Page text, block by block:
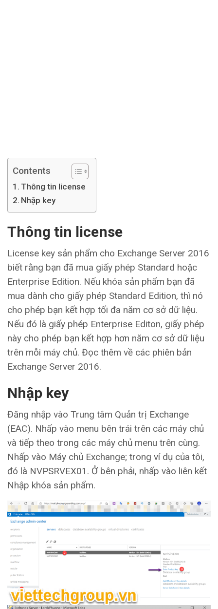
Contents
Thông tin license
Nhập key
Thông tin license
License key sản phẩm cho Exchange Server 2016
biết rằng bạn đã mua giấy phép Standard hoặc
Enterprise Edition. Nếu khóa sản phẩm bạn đã
mua dành cho giấy phép Standard Edition, thì nó
cho phép bạn kết hợp tối đa năm cơ sở dữ liệu.
Nếu đó là giấy phép Enterprise Editon, giấy phép
này cho phép bạn kết hợp hơn năm cơ sở dữ liệu
trên mỗi máy chủ. Đọc thêm về các phiên bản
Exchange Server 2016.
Nhập key
Đăng nhập vào Trung tâm Quản trị Exchange
(EAC). Nhấp vào menu bên trái trên các máy chủ
và tiếp theo trong các máy chủ menu trên cùng.
Nhấp vào Máy chủ Exchange; trong ví dụ của tôi,
đó là NVPSRVEX01. Ở bên phải, nhấp vào liên kết
Nhập khóa sản phẩm.